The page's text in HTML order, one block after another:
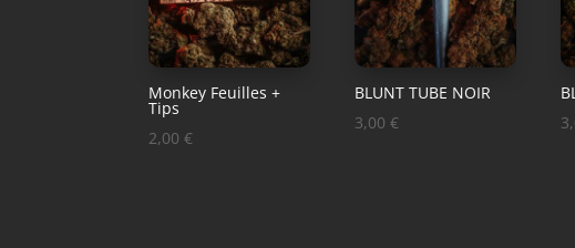
Monkey Feuilles +
Tips
2,00€
BLUNT TUBE NOIR
3,00€